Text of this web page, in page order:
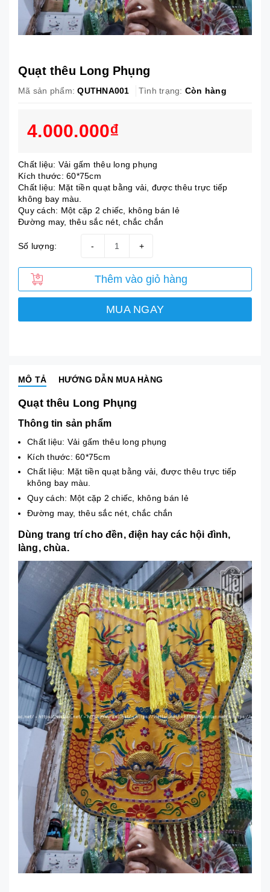
Quạt thêu Long Phụng
Mã sản phẩm: QUTHNA001 Tình trạng: Còn hàng
4.000.000₫
Chất liệu: Vải gấm thêu long phụng
Kích thước: 60*75cm
Chất liệu: Mặt tiền quạt bằng vải, được thêu trực tiếp
không bay màu.
Quy cách: Một cặp 2 chiếc, không bán lẻ
Đường may, thêu sắc nét, chắc chắn
Số lượng: +
-
Thêm vào giỏ hàng
MUA NGAY
MÔ TẢ HƯỚNG DẪN MUA HÀNG
Quạt thêu Long Phụng
Thông tin sản phẩm
Chất liệu: Vải gấm thêu long phụng
Kích thước: 60*75cm
Chất liệu: Mặt tiền quạt bằng vải, được thêu trực tiếp
không bay màu.
Quy cách: Một cặp 2 chiếc, không bán lẻ
Đường may, thêu sắc nét, chắc chắn
Dùng trang trí cho đền, điện hay các hội đình,
làng, chùa.